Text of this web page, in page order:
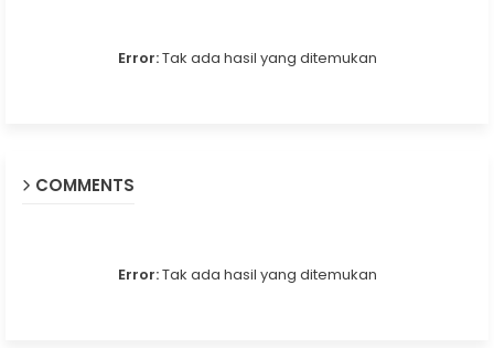
Error:Tak ada hasil yang ditemukan
COMMENTS
Error:Tak ada hasil yang ditemukan